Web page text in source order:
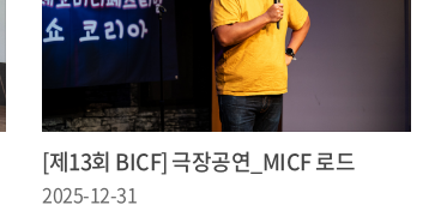
[제13회 BICF] 극장공연_MICF 로드
2025-12-31